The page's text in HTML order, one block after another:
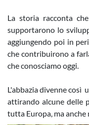
La storia racconta
supportarono lo
aggiungendo poi in
che contribuirono a
che conosciamo oggi.
L'abbazia divenne così
attirando alcune delle
tutta Europa, ma